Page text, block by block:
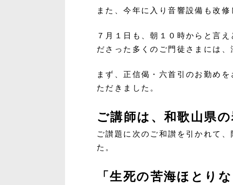
また、今年に入り音響設備も改
７月１日も、朝１０時からと言
ださった多くのご門徒さまには
まず、正信偈・六首引のお勤め
ただきました。
ご講師は、和歌山県
ご讃題に次のご和讃を引かれて
た。
「生死の苦海ほと